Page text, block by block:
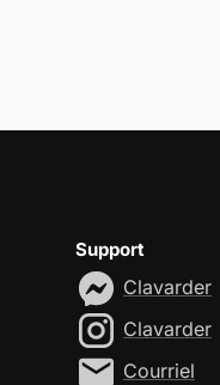
Support
Clavarder
Clavarder
Courriel